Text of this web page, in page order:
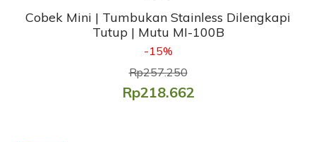
Cobek Mini | Tumbukan Stainless Dilengkapi
Tutup | Mutu MI-100B
-15%
Rp257.250
Rp218.662